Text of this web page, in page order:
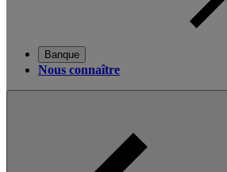
Banque
Nous connaître